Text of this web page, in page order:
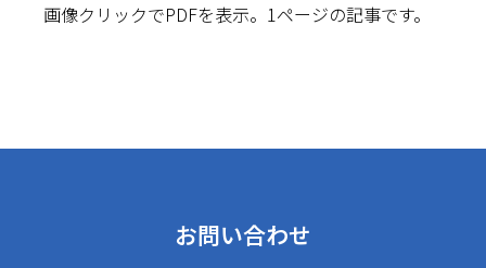
画像クリックでPDFを表示。1ページの記事です。
お問い合わせ